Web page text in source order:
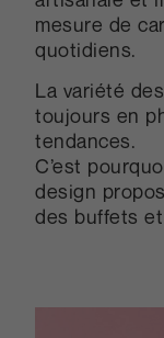
mesure de
quotidiens.
La variété
toujours en
tendances.
C’est
design
des buffets